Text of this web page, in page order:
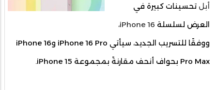
أبل تحسينات كبيرة في
العرض لسلسلة iPhone 16،
ووفقًا للتسريب الجديد، سيأتي iPhone 16 Pro وiPhone 16
Pro Max بحواف أنحف مقارنةً بمجموعة iPhone 15.